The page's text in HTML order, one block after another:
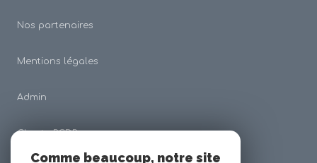
Nos partenaires
Mentions légales
Admin
Charte RGDP
Comme beaucoup, notre site